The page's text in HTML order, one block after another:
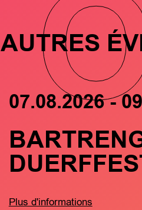
AUTRES
07.08.2026 -
Plus d'informations